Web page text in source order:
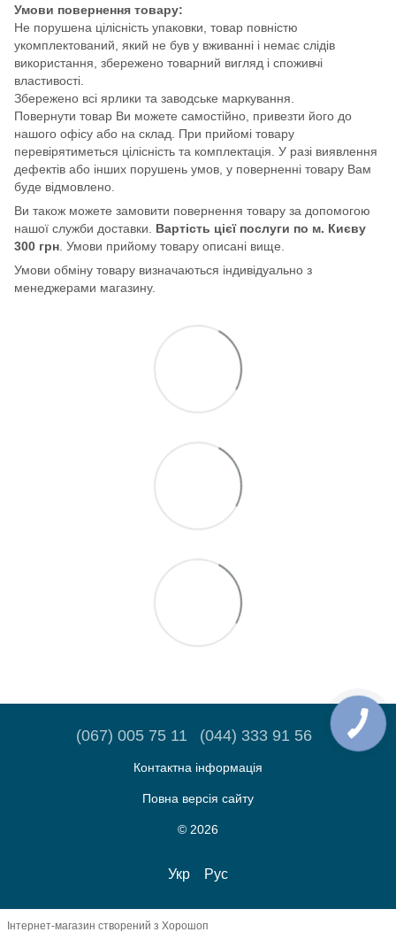
Умови повернення товару:
Не порушена цілісність упаковки, товар повністю
укомплектований, який не був у вживанні і немає слідів
використання, збережено товарний вигляд і споживчі
властивості.
Збережено всі ярлики та заводське маркування.
Повернути товар Ви можете самостійно, привезти його до
нашого офісу або на склад. При прийомі товару
перевірятиметься цілісність та комплектація. У разі виявлення
дефектів або інших порушень умов, у поверненні товару Вам
буде відмовлено.
Ви також можете замовити повернення товару за допомогою
нашої служби доставки. Вартість цієї послуги по м. Києву
300 грн . Умови прийому товару описані вище.
Умови обміну товару визначаються індивідуально з
менеджерами магазину.
(067) 005 75 11 (044) 333 91 56
Контактна інформація
Повна версія сайту
© 2026
Укр Рус
Інтернет-магазин створений з Хорошоп